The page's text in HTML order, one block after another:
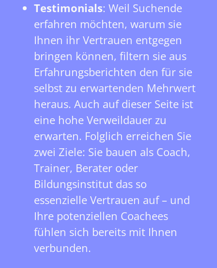
Testimonials: Weil Suchende
erfahren möchten, warum sie
Ihnen ihr Vertrauen entgegen
bringen können, filtern sie aus
Erfahrungsberichten den für sie
selbst zu erwartenden Mehrwert
heraus. Auch auf dieser Seite ist
eine hohe Verweildauer zu
erwarten. Folglich erreichen Sie
zwei Ziele: Sie bauen als Coach,
Trainer, Berater oder
Bildungsinstitut das so
essenzielle Vertrauen auf – und
Ihre potenziellen Coachees
fühlen sich bereits mit Ihnen
verbunden.